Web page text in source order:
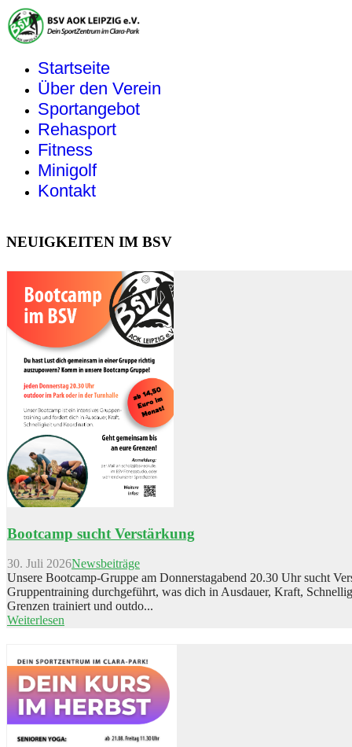
Startseite
Über den Verein
Sportangebot
Rehasport
Fitness
Minigolf
Kontakt
NEUIGKEITEN IM BSV
Bootcamp sucht Verstärkung
30. Juli 2026Newsbeiträge
Unsere Bootcamp-Gruppe am Donnerstagabend 20.30 Uhr sucht
Gruppentraining durchgeführt, was dich in Ausdauer, Kraft,
Grenzen trainiert und outdo...
Weiterlesen